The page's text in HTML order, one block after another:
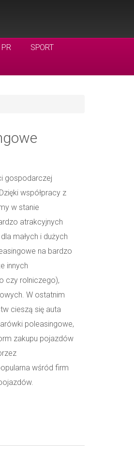
PR
SPORT
gospodarczej
współpracy z
w stanie
atrakcyjnych
małych i dużych
na bardzo
innych
czy rolniczego),
W ostatnim
cieszą się auta
poleasingowe,
zakupu pojazdów
wśród firm